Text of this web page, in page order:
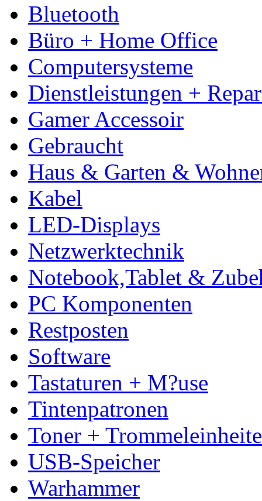
Bluetooth
Büro + Home Office
Computersysteme
Dienstleistungen +
Gamer Accessoir
Gebraucht
Haus & Garten &
Kabel
LED-Displays
Netzwerktechnik
Notebook,Tablet &
PC Komponenten
Restposten
Software
Tastaturen + M?use
Tintenpatronen
Toner +
USB-Speicher
Warhammer